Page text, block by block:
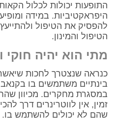
התופעות יכולות לכלול
היפראקטיביות. במידה
להפסיק את הטיפול
הטיפול והמינון.
מתי הוא יהיה חוקי
כנראה שנצטרך לחכות
בינתיים משתמשים בו
במסגרת מחקרים. מכיוון
זמין, אין לווטרינרים דרך
שהם לא יכולים להשתמש בו.